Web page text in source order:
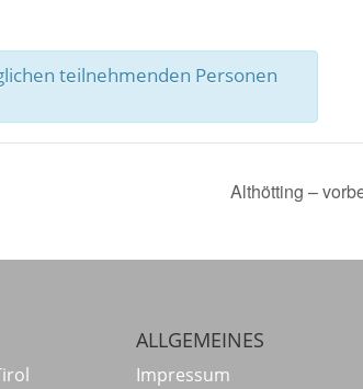
teilnehmenden Personen
Althötting –
ALLGEMEINES
Impressum